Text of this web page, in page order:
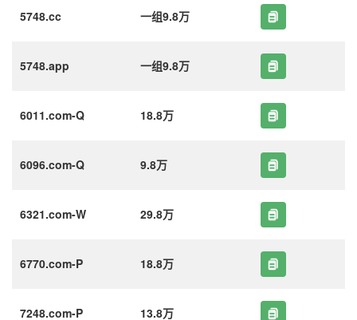
5748.cc 一组9.8万
5748.app 一组9.8万
6011.com-Q 18.8万
6096.com-Q 9.8万
6321.com-W 29.8万
6770.com-P 18.8万
7248.com-P 13.8万